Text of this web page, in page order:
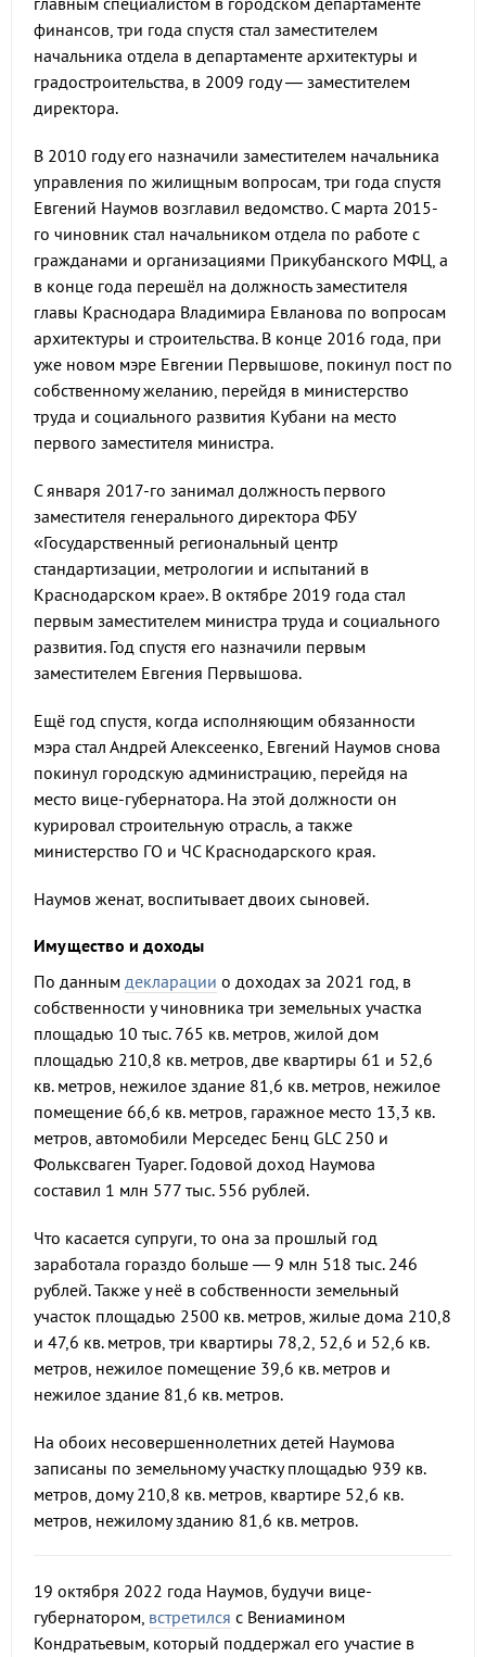
финансов, три года спустя стал заместителем
начальника отдела в департаменте архитектуры и
градостроительства, в 2009 году — заместителем
директора.
В 2010 году его назначили заместителем начальника
управления по жилищным вопросам, три года спустя
Евгений Наумов возглавил ведомство. С марта 2015-
го чиновник стал начальником отдела по работе с
гражданами и организациями Прикубанского МФЦ, а
в конце года перешёл на должность заместителя
главы Краснодара Владимира Евланова по вопросам
архитектуры и строительства. В конце 2016 года, при
уже новом мэре Евгении Первышове, покинул пост по
собственному желанию, перейдя в министерство
труда и социального развития Кубани на место
первого заместителя министра.
С января 2017-го занимал должность первого
заместителя генерального директора ФБУ
«Государственный региональный центр
стандартизации, метрологии и испытаний в
Краснодарском крае». В октябре 2019 года стал
первым заместителем министра труда и социального
развития. Год спустя его назначили первым
заместителем Евгения Первышова.
Ещё год спустя, когда исполняющим обязанности
мэра стал Андрей Алексеенко, Евгений Наумов снова
покинул городскую администрацию, перейдя на
место вице-губернатора. На этой должности он
курировал строительную отрасль, а также
министерство ГО и ЧС Краснодарского края.
Наумов женат, воспитывает двоих сыновей.
Имущество и доходы
По данным декларации о доходах за 2021 год, в
собственности у чиновника три земельных участка
площадью 10 тыс. 765 кв. метров, жилой дом
площадью 210,8 кв. метров, две квартиры 61 и 52,6
кв. метров, нежилое здание 81,6 кв. метров, нежилое
помещение 66,6 кв. метров, гаражное место 13,3 кв.
метров, автомобили Мерседес Бенц GLC 250 и
Фольксваген Туарег. Годовой доход Наумова
составил 1 млн 577 тыс. 556 рублей.
Что касается супруги, то она за прошлый год
заработала гораздо больше — 9 млн 518 тыс. 246
рублей. Также у неё в собственности земельный
участок площадью 2500 кв. метров, жилые дома 210,8
и 47,6 кв. метров, три квартиры 78,2, 52,6 и 52,6 кв.
метров, нежилое помещение 39,6 кв. метров и
нежилое здание 81,6 кв. метров.
На обоих несовершеннолетних детей Наумова
записаны по земельному участку площадью 939 кв.
метров, дому 210,8 кв. метров, квартире 52,6 кв.
метров, нежилому зданию 81,6 кв. метров.
19 октября 2022 года Наумов, будучи вице-
губернатором, встретился с Вениамином
Кондратьевым, который поддержал его участие в